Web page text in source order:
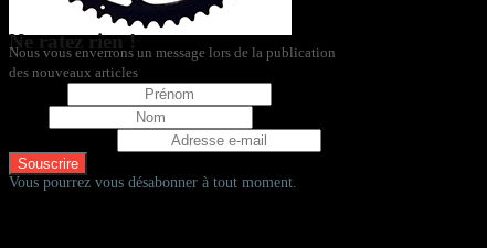
Ne ratez rien !
Nous vous enverrons un message lors de la publication
des nouveaux articles
Vous pourrez vous désabonner à tout moment.